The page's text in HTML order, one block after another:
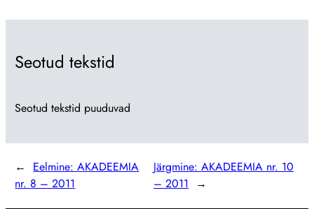
Seotud tekstid
Seotud tekstid puuduvad
← Eelmine:AKADEEMIA
nr. 8 – 2011
Järgmine:AKADEEMIA nr. 10
– 2011
→